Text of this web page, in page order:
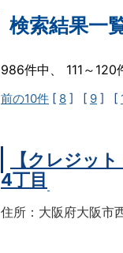
検索結果一
986件中、 111～
前の10件 [ 8 ] [ 9 ] [
【クレジッ
4丁目
住所：大阪府大阪市